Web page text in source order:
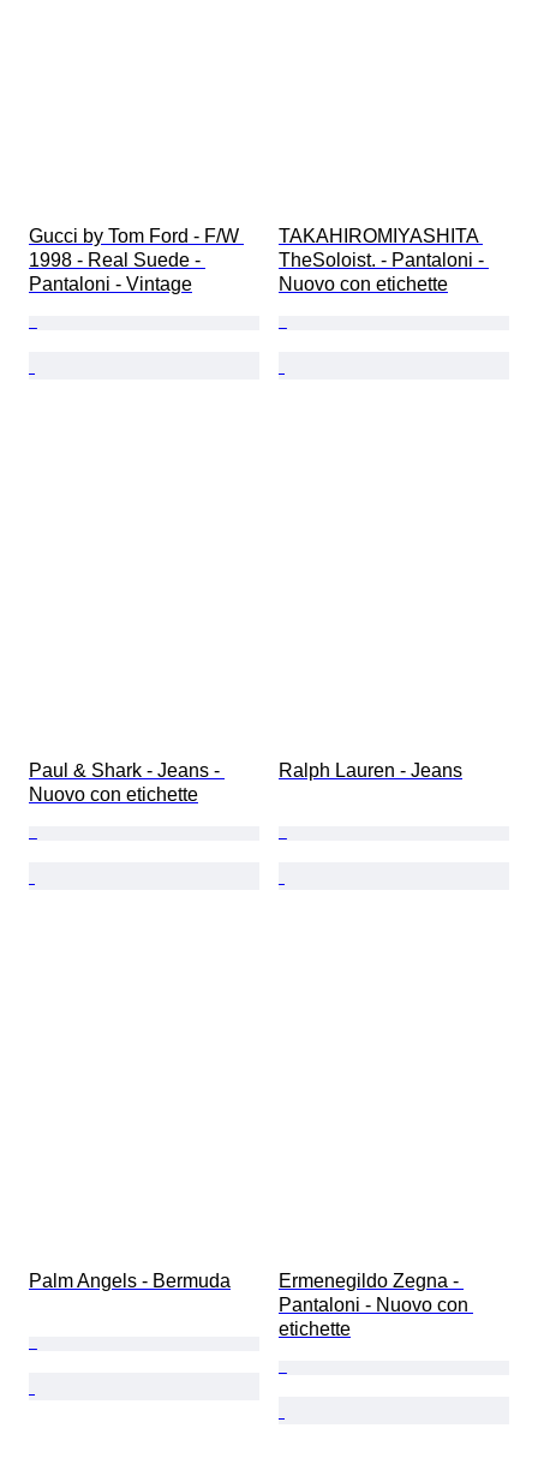
Gucci by Tom Ford - F/W
1998 - Real Suede -
Pantaloni - Vintage
TAKAHIROMIYASHITA
TheSoloist. - Pantaloni -
Nuovo con etichette
Paul & Shark - Jeans -
Nuovo con etichette
Ralph Lauren - Jeans
Palm Angels - Bermuda
Ermenegildo Zegna -
Pantaloni - Nuovo con
etichette